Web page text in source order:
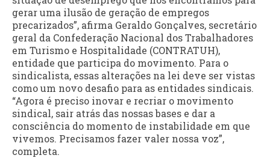
gerar uma ilusão de geração de empregos
precarizados”, afirma Geraldo Gonçalves, secretário
geral da Confederação Nacional dos Trabalhadores
em Turismo e Hospitalidade (CONTRATUH),
entidade que participa do movimento. Para o
sindicalista, essas alterações na lei deve ser vistas
como um novo desafio para as entidades sindicais.
“Agora é preciso inovar e recriar o movimento
sindical, sair atrás das nossas bases e dar a
consciência do momento de instabilidade em que
vivemos. Precisamos fazer valer nossa voz”,
completa.